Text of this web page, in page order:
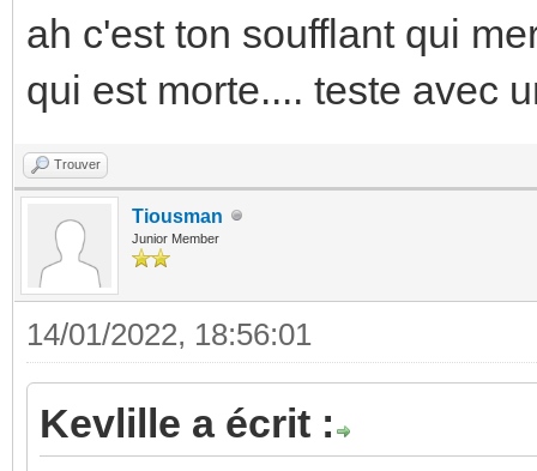
ah c'est ton soufflant qui
qui est morte.... teste avec
Trouver
Tiousman
Junior Member
14/01/2022, 18:56:01
Kevlille a écrit :